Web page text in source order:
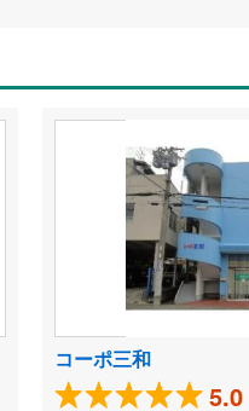
コーポ三和
5.0